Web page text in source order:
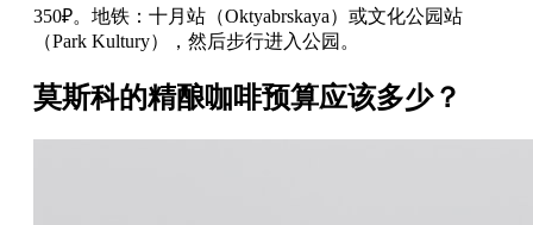
350₽。地铁：十月站（Oktyabrskaya）或文化公园站
（Park Kultury），然后步行进入公园。
莫斯科的精酿咖啡预算应该多少？